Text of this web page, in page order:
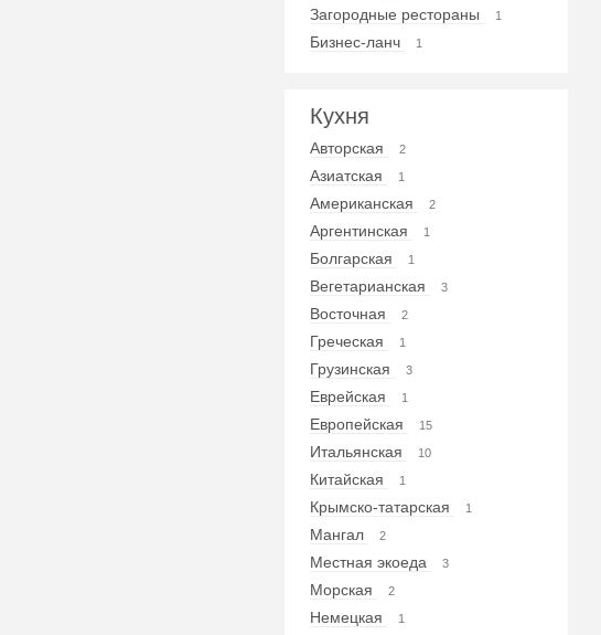
Загородные рестораны 1
Бизнес-ланч 1
Кухня
Авторская 2
Азиатская 1
Американская 2
Аргентинская 1
Болгарская 1
Вегетарианская 3
Восточная 2
Греческая 1
Грузинская 3
Еврейская 1
Европейская 15
Итальянская 10
Китайская 1
Крымско-татарская 1
Мангал 2
Местная экоеда 3
Морская 2
Немецкая 1